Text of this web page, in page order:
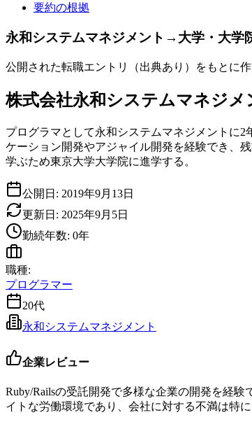
要約の根拠
永和システムマネジメント→大学・大学
公開された転職エントリ（出典あり）をもとに作
株式会社永和システムマネジメ
プログラマとして永和システムマネジメントに
ケーション開発やアジャイル開発を経験でき、
学ぶため東京大学大学院に進学する。
公開日: 2019年9月13日
更新日: 2025年9月5日
勤続年数: 0年
職種:
プログラマー
20代
永和システムマネジメント
企業レビュー
Ruby/Railsの受託開発で多様な企業の開発を経
イトな労働環境であり、会社に対する不満は特に